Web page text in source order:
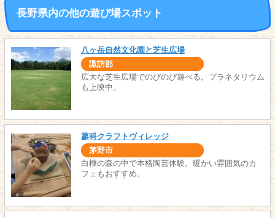
長野県内の他の遊び場スポット
八ヶ岳自然文化園と芝生広場
諏訪郡
広大な芝生広場でのびのび遊べる。プラネタリウム
も上映中。
蓼科クラフトヴィレッジ
茅野市
白樺の森の中で本格陶芸体験。暖かい雰囲気のカ
フェもおすすめ。